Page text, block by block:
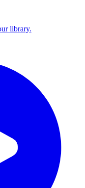
library.